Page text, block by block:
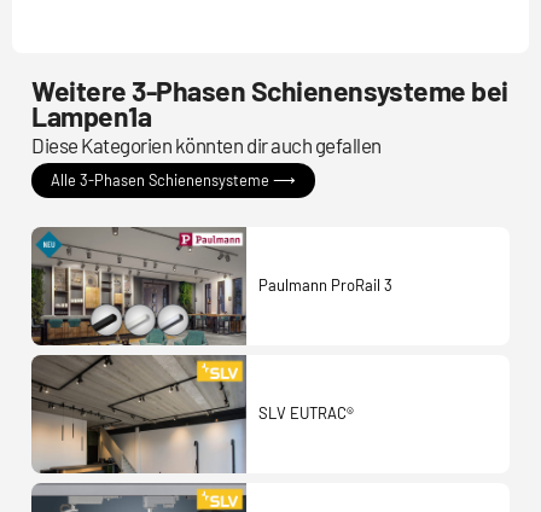
Weitere 3-Phasen Schienensysteme bei
Lampen1a
Diese Kategorien könnten dir auch gefallen
Alle 3-Phasen Schienensysteme ⟶
Paulmann ProRail 3
SLV EUTRAC®